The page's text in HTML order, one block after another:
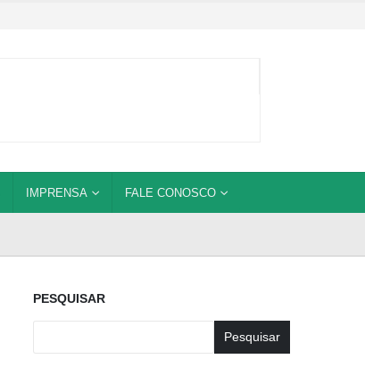
IMPRENSA FALE CONOSCO
PESQUISAR
Pesquisar